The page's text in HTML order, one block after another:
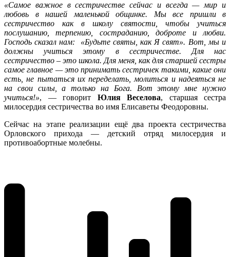
«Самое важное в сестричестве сейчас и всегда — мир и
любовь в нашей маленькой общинке. Мы все пришли в
сестричество как в школу святости, чтобы учиться
послушанию, терпению, состраданию, доброте и любви.
Господь сказал нам: «Будьте святы, как Я свят». Вот, мы и
должны учиться этому в сестричестве. Для нас
сестричество – это школа. Для меня, как для старшей сестры
самое главное — это принимать сестричек такими, какие они
есть, не пытаться их переделать, молиться и надеяться не
на свои силы, а только на Бога. Вот этому мне нужно
учиться!», — говорит Юлия Веселова, старшая сестра
милосердия сестричества во имя Елисаветы Феодоровны.
Сейчас на этапе реализации ещё два проекта сестричества
Орловского прихода — детский отряд милосердия и
противоабортные молебны.